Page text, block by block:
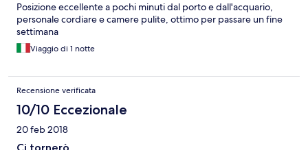
Posizione eccellente a pochi minuti dal porto e dall'acquario,
personale cordiare e camere pulite, ottimo per passare un fine
settimana
Viaggio di 1 notte
Recensione verificata
10/10 Eccezionale
20 feb 2018